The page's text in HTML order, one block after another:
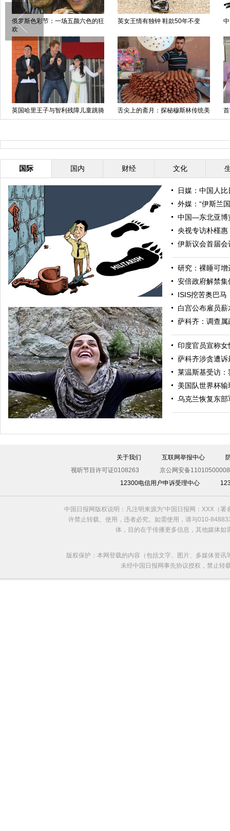
俄罗斯色彩节：一场五颜六色的狂
欢
英女王情有独钟 鞋款50年不变
英国哈里王子与智利残障儿童跳骑
马舞
舌尖上的斋月：探秘穆斯林传统美
食
国际 国内 财经 文化
安倍开极端危险先例
笑一笑十年少 伊朗风行“大笑”瑜伽助减压
日媒：中国人
外媒：“伊斯兰
中国—东北亚博
央视专访朴槿
伊新议会首届会
研究：裸睡可增
安倍政府解禁
ISIS挖苦奥巴马
白宫公布雇员
萨科齐：调查
印度官员宣称
萨科齐涉贪遭
莱温斯基受访
美国队世界杯
乌克兰恢复东
关于我们 互联网举报中心
视听节目许可证0108263
京公网安备
12300电信用户申诉受理中心
中国日报网版权说明：凡注明来源为“中国日报网：XXX（
许禁止转载、使用，违者必究。如需使用，请与010-
体，目的在于传播更多信息，其他媒体
版权保护：本网登载的内容（包括文字、图片、多媒体资
未经中国日报网事先协议授权，禁止转